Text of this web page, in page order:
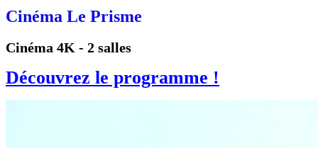
Cinéma Le Prisme
Cinéma 4K - 2 salles
Découvrez le programme !